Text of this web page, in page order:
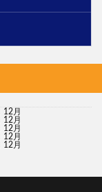
12月
12月
12月
12月
12月